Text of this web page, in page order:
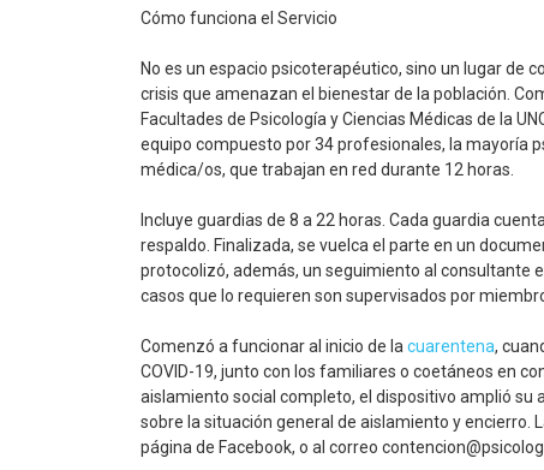
Cómo funciona el Servicio
No es un espacio psicoterapéutico, sino un lugar de
crisis que amenazan el bienestar de la población.
Facultades de Psicología y Ciencias Médicas de la
equipo compuesto por 34 profesionales, la mayoría
médica/os, que trabajan en red durante 12 horas.
Incluye guardias de 8 a 22 horas. Cada guardia
respaldo. Finalizada, se vuelca el parte en un
protocolizó, además, un seguimiento al consultante
casos que lo requieren son supervisados por
Comenzó a funcionar al inicio de lacuarentena,
COVID-19, junto con los familiares o coetáneos en
aislamiento social completo, el dispositivo amplió su
sobre la situación general de aislamiento y encierro.
página de Facebook, o al correo